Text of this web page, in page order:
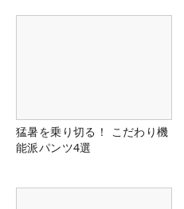
猛暑を乗り切る！ こだわり機
能派パンツ4選